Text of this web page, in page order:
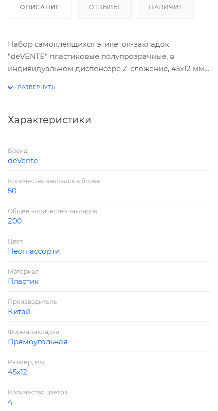
ОПИСАНИЕ ОТЗЫВЫ НАЛИЧИЕ
Набор самоклеящихся этикеток-закладок
"deVENTE" пластиковые полупрозрачные, в
индивидуальном диспенсере Z-сложение, 45x12 мм,
Характеристики
Бренд
deVente
Количество закладок в блоке
50
Общее количество закладок
200
Цвет
Неон ассорти
Материал
Пластик
Производитель
Китай
Форма закладки
Прямоугольная
Размер, мм
45х12
Количество цветов
4